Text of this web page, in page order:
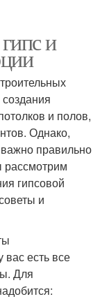
и
и полов,
Однако,
правильно
рассмотрим
гипсовой
и
есть все
Для